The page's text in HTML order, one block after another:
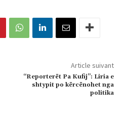
Article suivant
“Reporterët Pa Kufij”: Liria e
shtypit po kërcënohet nga
politika